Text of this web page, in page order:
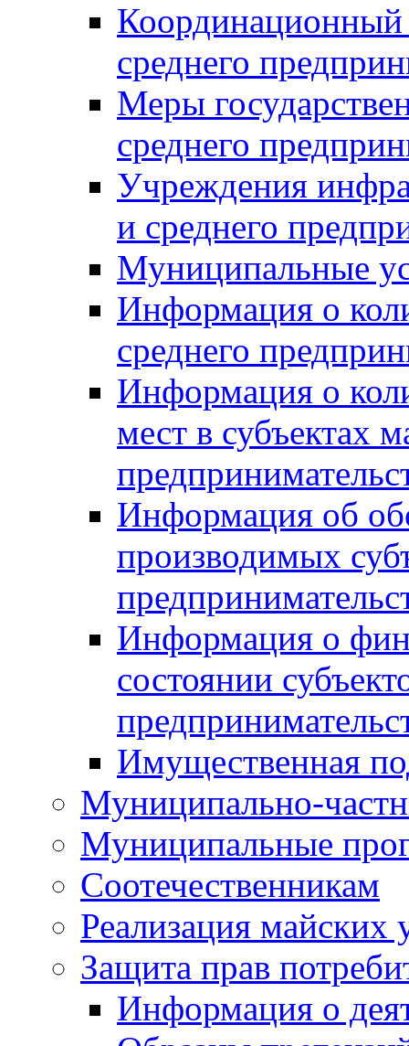
Координационный
среднего
Меры
среднего
Учреждения
и среднего
Муниципальные
Информация о
среднего
Информация о
мест в субъектах
Информация об
производимых
Информация о
состоянии
Имущественная
Муниципально-
Муниципальные
Соотечественникам
Реализация майских
Защита прав
Информация о